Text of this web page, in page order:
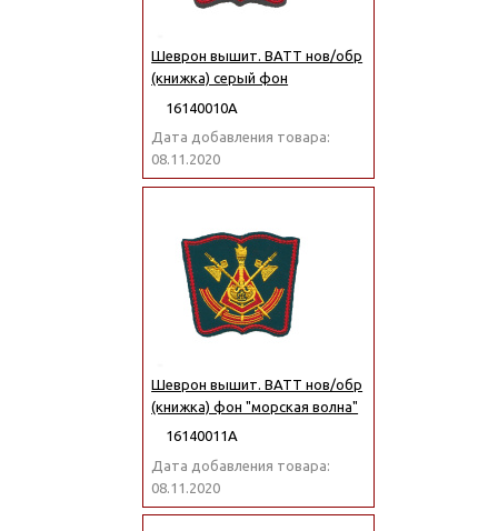
Шеврон вышит. ВАТТ нов/обр
(книжка) серый фон
16140010А
Дата добавления товара:
08.11.2020
Шеврон вышит. ВАТТ нов/обр
(книжка) фон "морская волна"
16140011А
Дата добавления товара:
08.11.2020